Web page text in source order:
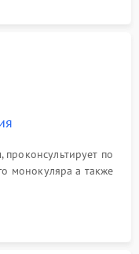
по
монокуляра а также